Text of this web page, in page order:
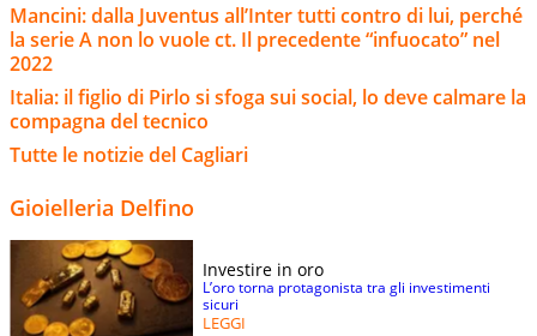
Mancini: dalla Juventus all’Inter tutti contro di lui, perché
la serie A non lo vuole ct. Il precedente “infuocato” nel
2022
Italia: il figlio di Pirlo si sfoga sui social, lo deve calmare la
compagna del tecnico
Tutte le notizie del Cagliari
Gioielleria Delfino
Investire in oro
L’oro torna protagonista tra gli investimenti
sicuri
LEGGI